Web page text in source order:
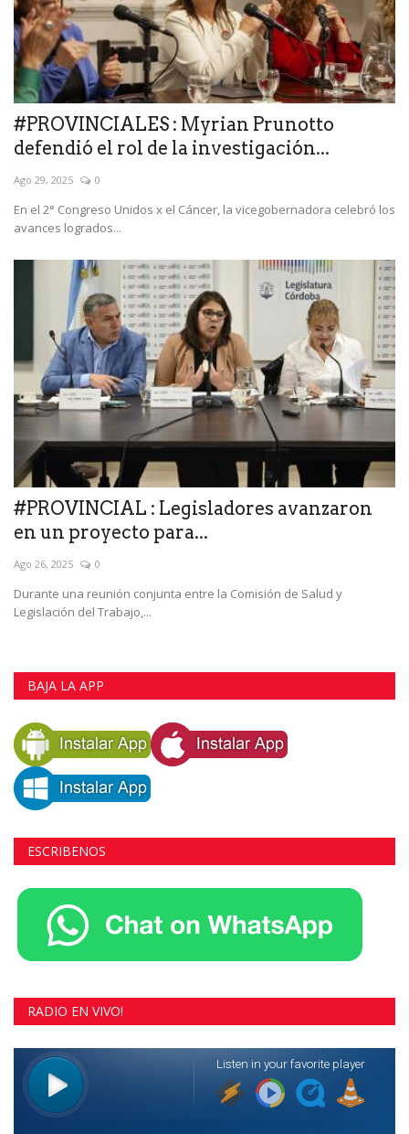
#PROVINCIALES : Myrian Prunotto
defendió el rol de la investigación...
Ago 29, 2025 0
En el 2° Congreso Unidos x el Cáncer, la vicegobernadora celebró los
avances logrados...
#PROVINCIAL : Legisladores avanzaron
en un proyecto para...
Ago 26, 2025 0
Durante una reunión conjunta entre la Comisión de Salud y
Legislación del Trabajo,...
BAJA LA APP
ESCRIBENOS
RADIO EN VIVO!